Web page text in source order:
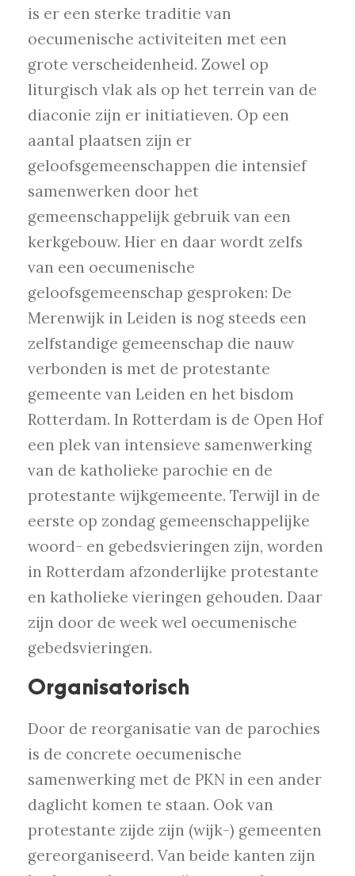
is er een sterke traditie van
oecumenische activiteiten met een
grote verscheidenheid. Zowel op
liturgisch vlak als op het terrein van de
diaconie zijn er initiatieven. Op een
aantal plaatsen zijn er
geloofsgemeenschappen die intensief
samenwerken door het
gemeenschappelijk gebruik van een
kerkgebouw. Hier en daar wordt zelfs
van een oecumenische
geloofsgemeenschap gesproken: De
Merenwijk in Leiden is nog steeds een
zelfstandige gemeenschap die nauw
verbonden is met de protestante
gemeente van Leiden en het bisdom
Rotterdam. In Rotterdam is de Open Hof
een plek van intensieve samenwerking
van de katholieke parochie en de
protestante wijkgemeente. Terwijl in de
eerste op zondag gemeenschappelijke
woord- en gebedsvieringen zijn, worden
in Rotterdam afzonderlijke protestante
en katholieke vieringen gehouden. Daar
zijn door de week wel oecumenische
gebedsvieringen.
Organisatorisch
Door de reorganisatie van de parochies
is de concrete oecumenische
samenwerking met de PKN in een ander
daglicht komen te staan. Ook van
protestante zijde zijn (wijk-) gemeenten
gereorganiseerd. Van beide kanten zijn